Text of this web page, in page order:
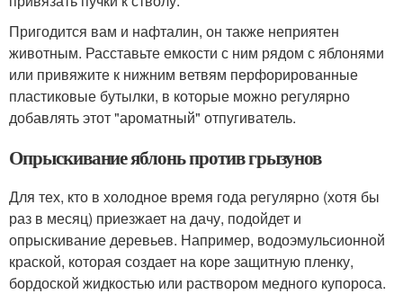
Пригодится вам и нафталин, он также неприятен
животным. Расставьте емкости с ним рядом с яблонями
или привяжите к нижним ветвям перфорированные
пластиковые бутылки, в которые можно регулярно
добавлять этот "ароматный" отпугиватель.
Опрыскивание яблонь против грызунов
Для тех, кто в холодное время года регулярно (хотя бы
раз в месяц) приезжает на дачу, подойдет и
опрыскивание деревьев. Например, водоэмульсионной
краской, которая создает на коре защитную пленку,
бордоской жидкостью или раствором медного купороса.